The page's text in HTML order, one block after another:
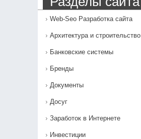
Web-Seo Разработка сайта
Архитектура и строительство
Банковские системы
Бренды
Документы
Досуг
Заработок в Интернете
Инвестиции